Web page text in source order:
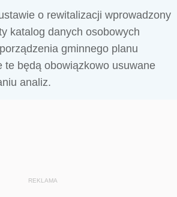
o rewitalizacji wprowadzony
katalog danych osobowych
gminnego planu
te będą obowiązkowo usuwane
analiz.
REKLAMA